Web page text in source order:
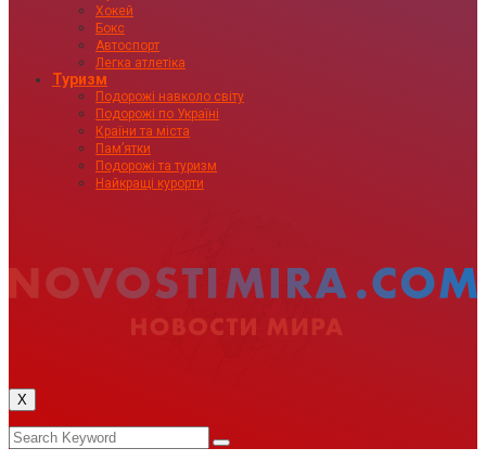
Хокей
Бокс
Автоспорт
Легка атлетіка
Туризм
Подорожі навколо світу
Подорожі по Україні
Країни та міста
Пам’ятки
Подорожі та туризм
Найкращі курорти
X